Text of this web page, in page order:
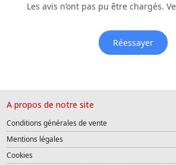
Les avis n’ont pas pu être chargés.
Réessayer
A propos de notre site
Conditions générales de vente
Mentions légales
Cookies